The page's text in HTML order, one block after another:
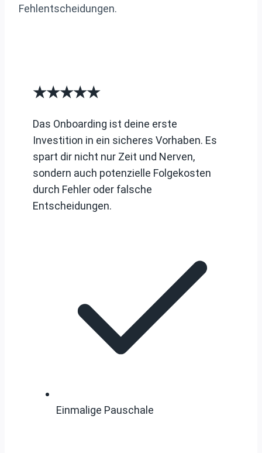
Fehlentscheidungen.
★★★★★
Das Onboarding ist deine erste
Investition in ein sicheres Vorhaben. Es
spart dir nicht nur Zeit und Nerven,
sondern auch potenzielle Folgekosten
durch Fehler oder falsche
Entscheidungen.
Einmalige Pauschale